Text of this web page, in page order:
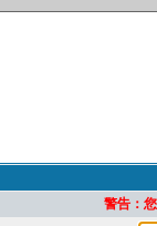
警告：